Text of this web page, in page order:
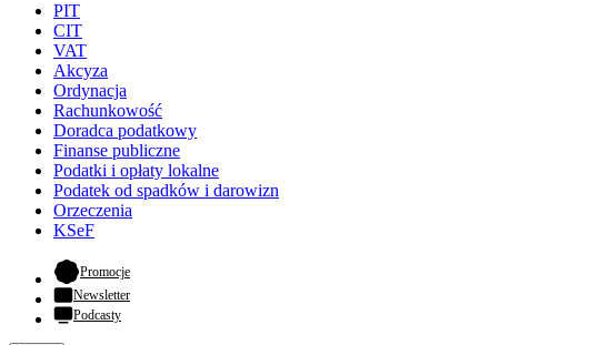
PIT
CIT
VAT
Akcyza
Ordynacja
Rachunkowość
Doradca podatkowy
Finanse publiczne
Podatki i opłaty lokalne
Podatek od spadków i darowizn
Orzeczenia
KSeF
Promocje- otwiera się w nowej karcie
Newsletter
Podcasty